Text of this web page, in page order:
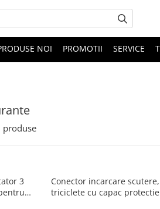
NOI PROMOTII SERVICE
produse
3
Conector incarcare scutere,
triciclete cu capac protectie